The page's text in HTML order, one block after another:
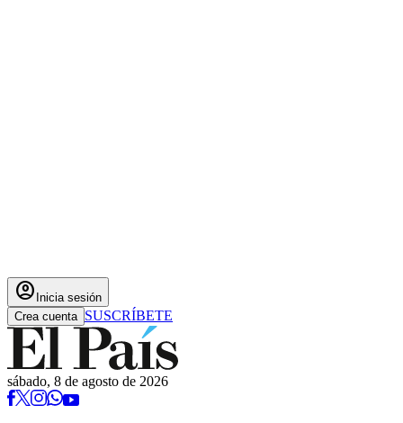
account_circle Inicia sesión
Crea cuenta SUSCRÍBETE
sábado, 8 de agosto de 2026